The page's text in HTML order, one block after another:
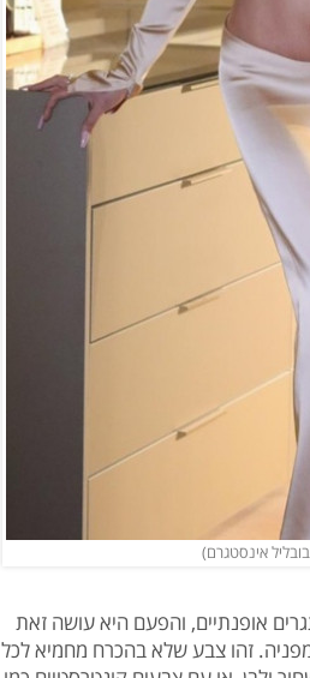
אופנתיים, והפעם היא עושה זאת
זהו צבע שלא בהכרח מחמיא לכל